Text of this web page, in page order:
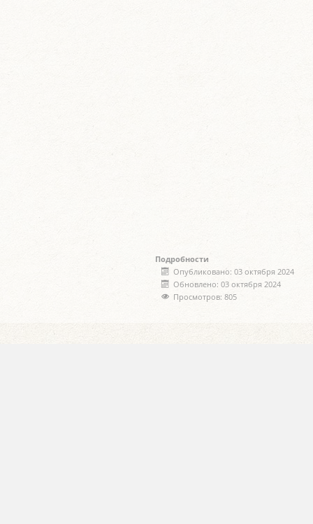
Подробности
Опубликовано: 03 октября 2024
Обновлено: 03 октября 2024
Просмотров: 805